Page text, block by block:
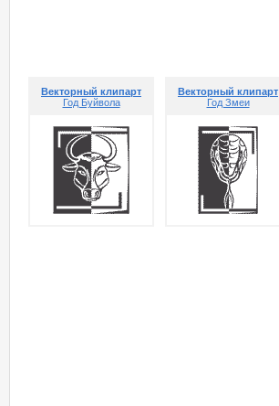
Векторный клипарт
Год Буйвола
Векторный клипарт
Год Змеи